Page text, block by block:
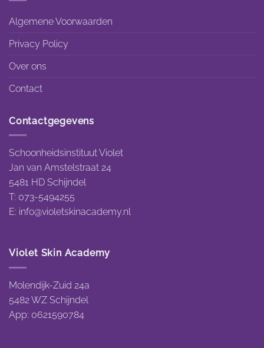
Algemene Voorwaarden
Privacy Policy
Over ons
Contact
Contactgegevens
Schoonheidsinstituut Violet
Jan van Amstelstraat 24
5481 HD Schijndel
T: 073-5494255
E: info@violetskinacademy.nl
Violet Skin Academy
Molendijk-Zuid 24a
5482 WZ Schijndel
App: 0621590784